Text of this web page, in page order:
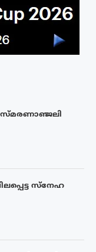
സ്നേഹ